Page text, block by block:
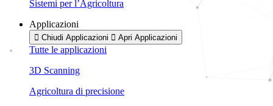
Sistemi per l’Agricoltura
Applicazioni
Chiudi Applicazioni Apri Applicazioni
Tutte le applicazioni
3D Scanning
Agricoltura di precisione